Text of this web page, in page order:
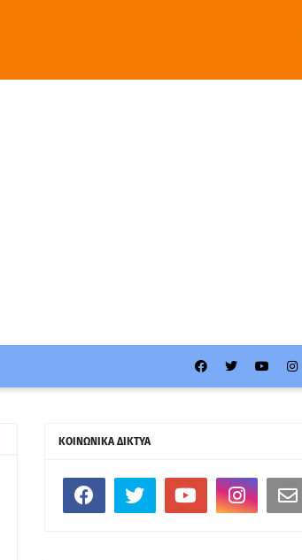
ΚΟΙΝΩΝΙΚΑ ΔΙΚΤΥΑ